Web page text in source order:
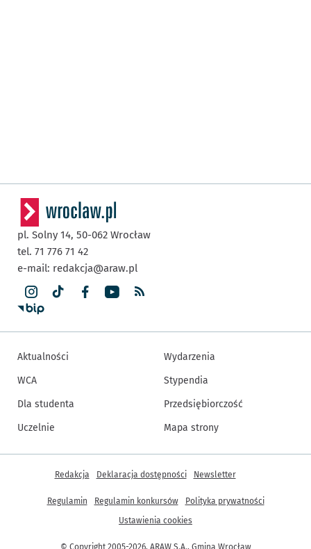
pl. Solny 14, 50-062 Wrocław
tel. 71 776 71 42
e-mail: redakcja@araw.pl
Aktualności
WCA
Dla studenta
Uczelnie
Wydarzenia
Stypendia
Przedsiębiorczość
Mapa strony
© Copyright 2005-2026, ARAW S.A., Gmina Wrocław
Inne informacje
Redakcja Deklaracja dostępności Newsletter
Regulamin Regulamin konkursów
Polityka prywatności
Ustawienia cookies